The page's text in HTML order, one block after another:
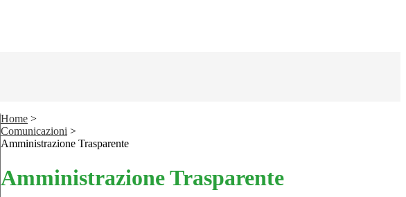
Home >
Comunicazioni >
Amministrazione Trasparente
Amministrazione Trasparente